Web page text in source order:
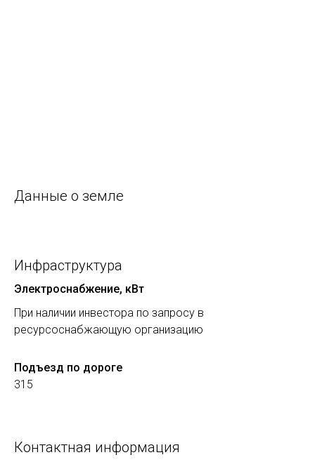
Данные о земле
Инфраструктура
Электроснабжение, кВт
При наличии инвестора по запросу в
ресурсоснабжающую организацию
Подъезд по дороге
315
Контактная информация